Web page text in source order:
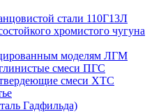
стали 110Г13Л
хромистого чугуна
моделям ЛГМ
смеси ПГС
смеси ХТС
Гадфильда)